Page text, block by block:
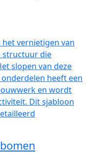
vernietigen van
structuur die
slopen van deze
heeft een
en wordt
Dit sjabloon